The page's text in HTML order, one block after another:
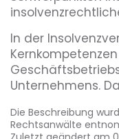
In der
Unternehmens.
(Insolvenzplan,
Die Beschreibung
Rechtsanwälte